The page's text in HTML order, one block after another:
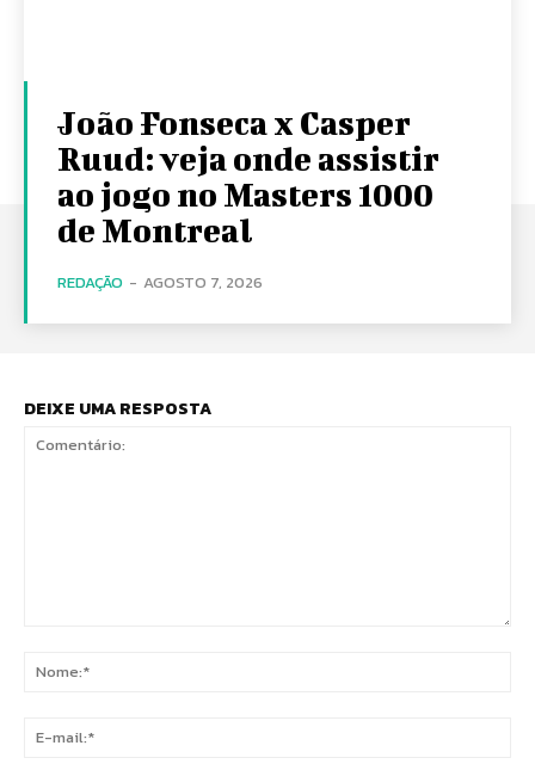
João Fonseca x Casper
Ruud: veja onde assistir
ao jogo no Masters 1000
de Montreal
REDAÇÃO - AGOSTO 7, 2026
DEIXE UMA RESPOSTA